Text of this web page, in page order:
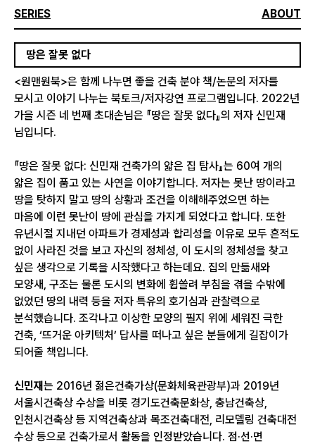
SERIES ABOUT
땅은 잘못 없다
<원맨원북>은 함께 나누면 좋을 건축 분야 책/논문의 저자를
모시고 이야기 나누는 북토크/저자강연 프로그램입니다. 2022년
가을 시즌 네 번째 초대손님은 『땅은 잘못 없다』의 저자 신민재
님입니다.
『땅은 잘못 없다: 신민재 건축가의 얇은 집 탐사』는 60여 개의
얇은 집이 품고 있는 사연을 이야기합니다. 저자는 못난 땅이라고
땅을 탓하지 말고 땅의 상황과 조건을 이해해주었으면 하는
마음에 이런 못난이 땅에 관심을 가지게 되었다고 합니다. 또한
유년시절 지내던 아파트가 경제성과 합리성을 이유로 모두 흔적도
없이 사라진 것을 보고 자신의 정체성, 이 도시의 정체성을 찾고
싶은 생각으로 기록을 시작했다고 하는데요. 집의 만듦새와
모양새, 구조는 물론 도시의 변화에 휩쓸려 부침을 겪을 수밖에
없었던 땅의 내력 등을 저자 특유의 호기심과 관찰력으로
분석했습니다. 조각나고 이상한 모양의 필지 위에 세워진 극한
건축, ‘뜨거운 아키텍처’ 답사를 떠나고 싶은 분들에게 길잡이가
되어줄 책입니다.
신민재는 2016년 젊은건축가상(문화체육관광부)과 2019년
서울시건축상 수상을 비롯 경기도건축문화상, 충남건축상,
인천시건축상 등 지역건축상과 목조건축대전, 리모델링 건축대전
수상 등으로 건축가로서 활동을 인정받았습니다. 점·선·면